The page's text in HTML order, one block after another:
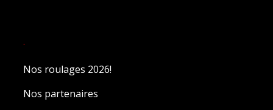
.
Nos roulages 2026!
Nos partenaires